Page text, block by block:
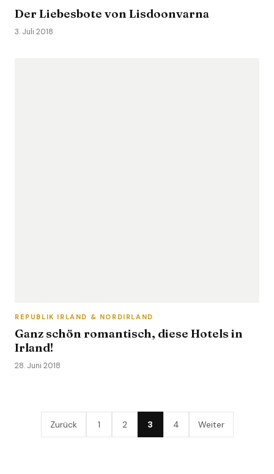
Der Liebesbote von Lisdoonvarna
3. Juli 2018
REPUBLIK IRLAND & NORDIRLAND
Ganz schön romantisch, diese Hotels in
Irland!
28. Juni 2018
Zurück 1 2 3 4 Weiter